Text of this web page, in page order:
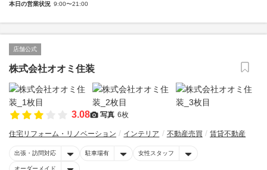
本日の営業状況 9:00〜21:00
店舗公式
株式会社オオミ住装
3.08 写真 6枚
住宅リフォーム・リノベーション インテリア 不動産売買 賃貸不動産
出張・訪問対応 駐車場有 女性スタッフ
オーダーメイド